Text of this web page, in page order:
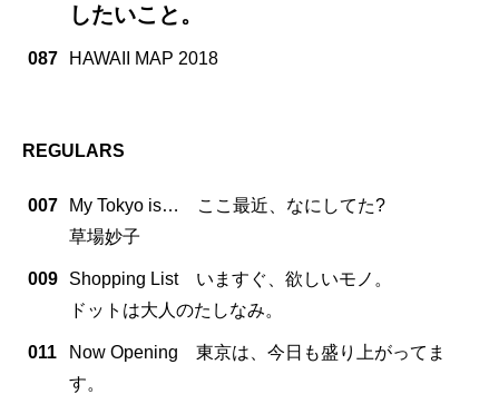
したいこと。
087 HAWAII MAP 2018
REGULARS
007
My Tokyo is… ここ最近、なにしてた?
草場妙子
009
Shopping List いますぐ、欲しいモノ。
ドットは大人のたしなみ。
011
Now Opening 東京は、今日も盛り上がってま
す。